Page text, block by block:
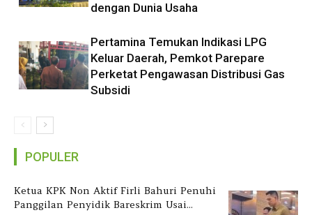
dengan Dunia Usaha
Pertamina Temukan Indikasi LPG
Keluar Daerah, Pemkot Parepare
Perketat Pengawasan Distribusi Gas
Subsidi
POPULER
Ketua KPK Non Aktif Firli Bahuri Penuhi
Panggilan Penyidik Bareskrim Usai...